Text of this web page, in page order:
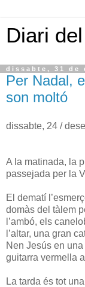
Diari
dissabte, 31 de
Per Nadal,
son moltó
dissabte, 24 /
A la matinada, la
passejada per la
El dematí
domàs del tàlem
l’ambó, els
l’altar, una gran
Nen Jesús en
guitarra vermella
La tarda és tot